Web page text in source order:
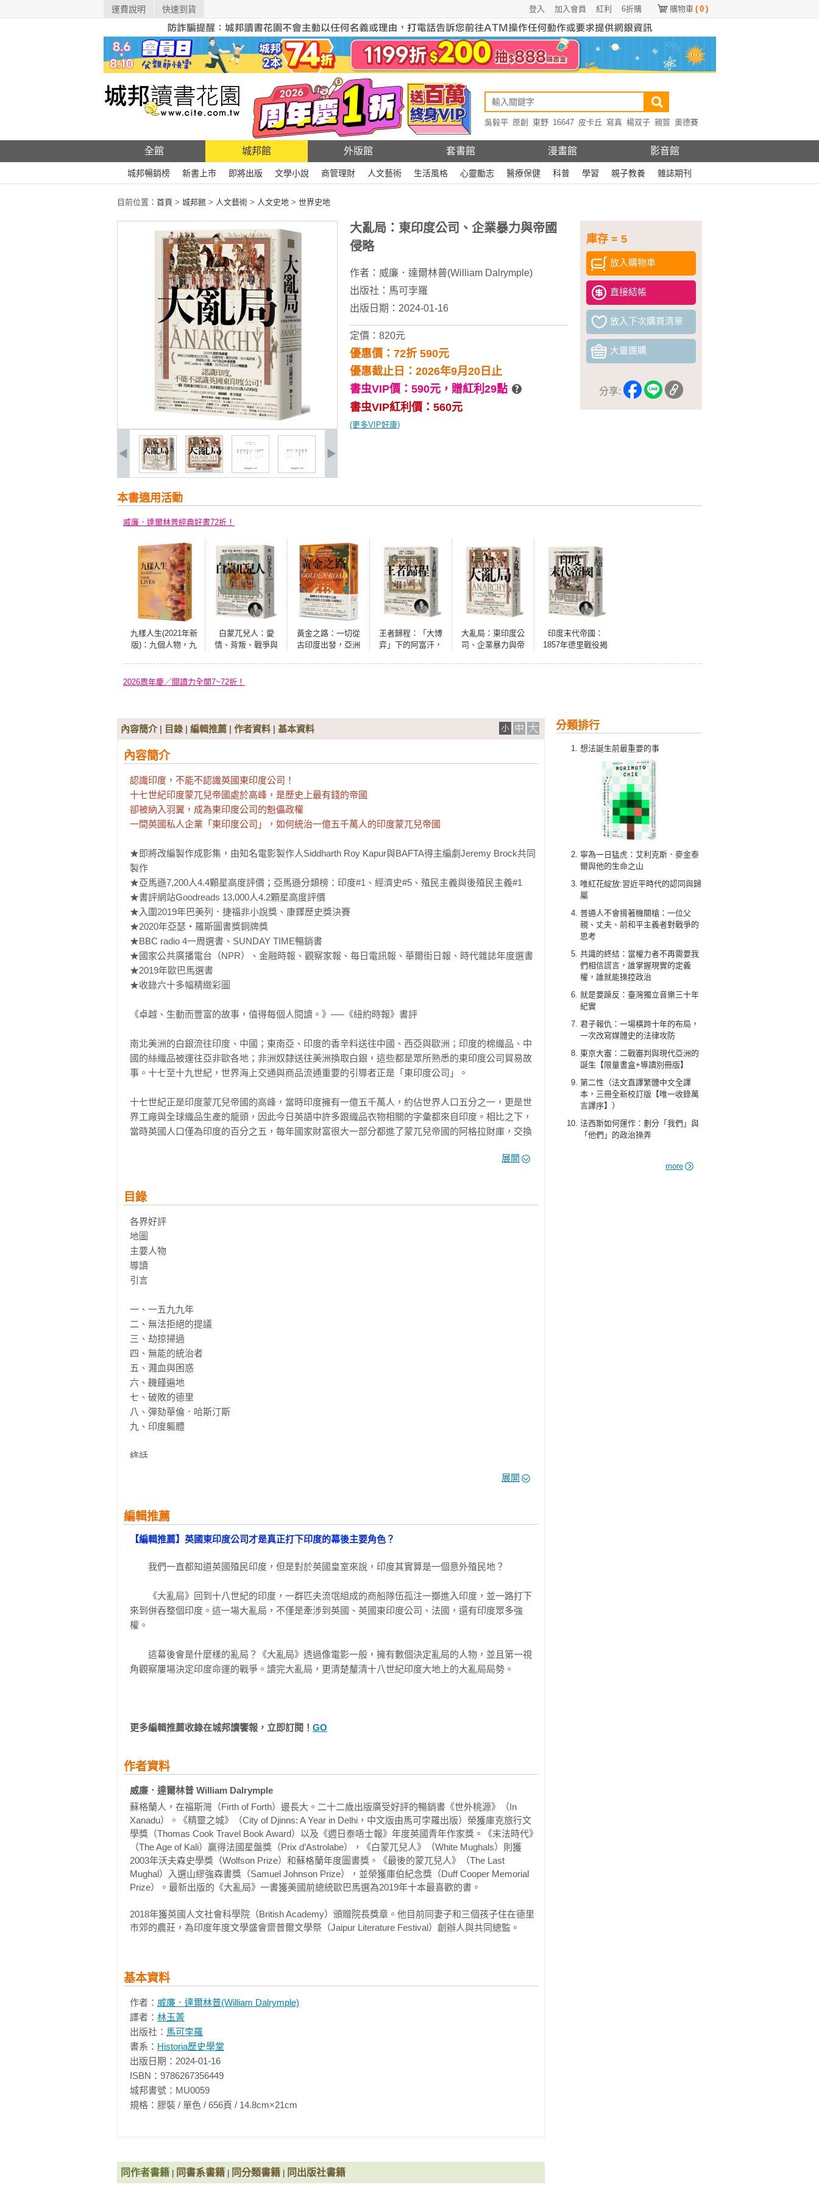
運費說明 快速到貨 購物車 ( 0 )
6折購
紅利
加入會員
登入
吳毅平 原創 東野 16647 皮卡丘 寫真 楊双子 親簽 奧德賽
全館 城邦館 外版館 套書館 漫畫館 影音館
城邦暢銷榜 新書上市 即將出版 文學小說 商管理財 人文藝術 生活風格 心靈勵志 醫療保健 科普 學習 親子教養 雜誌期刊
目前位置： 首頁 > 城邦館 > 人文藝術 > 人文史地 > 世界史地
庫存 = 5
放入購物車
直接結帳
放入下次購買清單
大量團購
分享:
大亂局：東印度公司、企業暴力與帝國
侵略
作者： 威廉．達爾林普(William Dalrymple)
出版社： 馬可孛羅
出版日期：2024-01-16
定價：820元
優惠價：72折 590元
優惠截止日：2026年9月20日止
書虫VIP價：590元， 贈紅利29點
書虫VIP紅利價：560元
(更多VIP好康)
本書適用活動
威廉．達爾林普經典好書72折！
九樣人生(2021年新
版)：九個人物，九
中守護著信仰的尊
白蒙兀兒人：愛
情、背叛、戰爭與
黃金之路：一切從
古印度出發，亞洲
王者歸程：「大博
弈」下的阿富汗，
大亂局：東印度公
司、企業暴力與帝
印度末代帝國：
1857年德里戰役揭
2026周年慶／閱讀力全開7~72折！
分類排行
想法誕生前最重要的事
寧為一日猛虎：艾利克斯．麥金泰
爾與他的生命之山
唯紅花綻放:習近平時代的認同與歸
屬
普通人不會揹著機關槍：一位父
親、丈夫、前和平主義者對戰爭的
思考
共識的終結：當權力者不再需要我
們相信謊言，誰掌握現實的定義
權，誰就能操控政治
就是要躁反：臺灣獨立音樂三十年
紀實
君子報仇：一場橫跨十年的布局，
一次改寫媒體史的法律攻防
東京大審：二戰審判與現代亞洲的
誕生【限量書盒+導讀別冊版】
第二性（法文直譯繁體中文全譯
本，三冊全新校訂版【唯一收錄萬
言譯序】）
法西斯如何運作：劃分「我們」與
「他們」的政治操弄
more
內容簡介| 目錄 | 編輯推薦 | 作者資料 | 基本資料
內容簡介
認識印度，不能不認識英國東印度公司！
十七世紀印度蒙兀兒帝國處於高峰，是歷史上最有錢的帝國
卻被納入羽翼，成為東印度公司的魁儡政權
一間英國私人企業「東印度公司」，如何統治一億五千萬人的印度蒙兀兒帝國
★即將改編製作成影集，由知名電影製作人Siddharth Roy Kapur與BAFTA得主編劇Jeremy Brock共同
製作
★亞馬遜7,200人4.4顆星高度評價；亞馬遜分類榜：印度#1、經濟史#5、殖民主義與後殖民主義#1
★書評網站Goodreads 13,000人4.2顆星高度評價
★入圍2019年巴美列．捷福非小說獎、康鐸歷史獎決賽
★2020年亞瑟‧羅斯圖書獎銅牌獎
★BBC radio 4一周選書、SUNDAY TIME暢銷書
★國家公共廣播電台（NPR）、金融時報、觀察家報、每日電訊報、華爾街日報、時代雜誌年度選書
★2019年歐巴馬選書
★收錄六十多幅精緻彩圖
《卓越、生動而豐富的故事，值得每個人閱讀。》──《紐約時報》書評
南北美洲的白銀流往印度、中國；東南亞、印度的香辛料送往中國、西亞與歐洲；印度的棉織品、中
國的絲織品被運往亞非歐各地；非洲奴隸送往美洲換取白銀，這些都是眾所熟悉的東印度公司貿易故
事。十七至十九世紀，世界海上交通與商品流通重要的引導者正是「東印度公司」。
十七世紀正是印度蒙兀兒帝國的高峰，當時印度擁有一億五千萬人，約佔世界人口五分之一，更是世
界工廠與全球織品生產的龍頭，因此今日英語中許多跟織品衣物相關的字彙都來自印度。相比之下，
當時英國人口僅為印度的百分之五，每年國家財富很大一部分都進了蒙兀兒帝國的阿格拉財庫，交換
巴到沙賈汗三任皇帝經營下，蒙兀兒王室年收入，折合今日幣值達百億英鎊，是歷史上最有錢的帝
然而其中卻有這樣一間公司，在兩個世紀中，從早期的加勒比海海盜私掠船起家，演化成擁有私軍護
衛的賺錢企業，甚至在一七六五年時將光耀偉大的蒙兀兒帝國納入武力羽翼下，最後成為公司的傀儡
政權。倫敦總部只有五面窗戶大小辦公室的東印度公司，十八世紀中奪取大片印度土地。一間私人公
司能變成帝國，仰仗的是無情貪婪暴力，英國國會與東印度公司逐漸共生的關係，以及十八世紀的印
度大亂世機運。 在《大亂局》一書中，暢銷書作者威廉．達爾林普，以生花妙筆，演述一七○九年蒙兀
兒帝國最後一位偉大皇帝奧倫則布去世後至一八○三年英國東印度公司征服蒙兀兒帝國首都德里之間，
說兩個故事：東印度公司的暴力崛起，以及鏡像般的蒙兀兒帝國殞落。這個故事也尚未結束，《大亂
局》為達爾林普的「東印度公司四部曲」的第一部，接著是《白蒙兀兒人》（White Mughals）、《王
者歸程》（the Return of the King）以及《最後的蒙兀爾人》（the Last Mughal）。（此四部曲皆將由
馬可孛羅出版）
歷史學者為英國東印度公司的驚人成就提出許多理由：蒙兀兒時代的印度裂解成許多相互競爭的小
國；腓特烈大帝 的軍事創新給歐洲公司帶來軍事上的優勢；特別是歐洲在行政治理、稅收與金融方面
的創新，讓東印度公司得以在短時間內募集大批可用資金。然而，在鮮紅色制服與帕拉第奧式宮殿建
築，獵虎遊樂與總督府波卡舞會的背後，是公司會計師一本本列出收益損失的報表，以及倫敦證券交
｜中研院史語所研究員　陳國棟　專文導讀｜
國內外專家、媒體一致推薦：
Seayu｜即食歷史網站負責人、《奇怪歷史知識增加了！》作者、大眾歷史作家
江懷哲｜作家
孟買春秋喬伊斯｜作家
柯睿信｜「歷史說書人History Storyteller」主編
黃偉雯｜前馬來西亞華文中學校長、作家
黃哲翰｜轉角國際專欄作家
謝金魚｜歷史作家
◆「正如威廉．達爾林普在他充滿激情的歷史作品《大亂局》一書中展示，東印度公司世界上最先進
的資本主義組織…達爾林普先生為我們呈現了每一個刀劍劃過、每一項詐騙、每一聲呻吟和戰爭吶
喊。作為敘述印度歷史學家，達爾林普無人可比。《大亂局》不僅是一個令人著迷的血腥和欺詐故
事，更洋溢著無法撲滅的道德激情。」──《華爾街日報》
◆「出色…生動而豐富的故事…這本引人入勝的書最大的優勢或許在於它所引發的新問題，關於東印
度公司在當時和現在的世界中扮演什麼角色…達爾林普的書對每個人來說都值得一讀。」──《紐約時
報書評》
◆「精彩…以精彩的細節講述的故事…這本令人不安但極具吸引力的書籍最大的價值也許不在於它回
來說都值得一讀。」──國家公共廣播（NPR）
之間的決鬥，以及沙．阿蘭（Shah Alam）被描繪為『一個對虛幻帝國幾乎一無所知的盲目統治者』，
評》
◆「一本充滿活力、引人入勝的書，從會計師事務所一直到戰場，途中揭示了愛國神話的虛假。達爾
林普充滿活力且詳細的敘述將足以讓許多讀者熱情拜讀《大亂局》。但他更具新意且可說是更偉大的
成就在於他將這家公司的崛起置於後期蒙兀兒印度政治動盪的脈絡中。」──《衛報》
◆「《大亂局》感覺多麼及時，令人驚訝地與當下情境契合…它提醒我們，早期的資本主義在謀利方
面同樣卑鄙、掠奪和執著，就像備受嘲笑的後期模式一樣。」──《每日野獸》（The Daily Beast）
◆「威廉．達爾林普，印度過去和現在最多才多藝的編年史家之一，將另一個複雜但極具時效性的歷
行為有深刻啟發。」──哈佛大學歷史學系教授瑪雅．賈桑諾夫
展開
目錄
各界好評
地圖
主要人物
導讀
引言
一、一五九九年
二、無法拒絕的提議
三、劫掠掃過
四、無能的統治者
五、濺血與困惑
六、饑饉遍地
七、破敗的德里
八、彈劾華倫．哈斯汀斯
九、印度軀體
終話
展開
編輯推薦
【編輯推薦】英國東印度公司才是真正打下印度的幕後主要角色？
我們一直都知道英國殖民印度，但是對於英國皇室來說，印度其實算是一個意外殖民地？
《大亂局》回到十八世紀的印度，一群匹夫流氓組成的商船隊伍孤注一擲進入印度，並一路打下
來到併吞整個印度。這一場大亂局，不僅是牽涉到英國、英國東印度公司、法國，還有印度眾多強
權。
這幕後會是什麼樣的亂局？《大亂局》透過像電影一般，擁有數個決定亂局的人物，並且第一視
角觀察屢場決定印度命運的戰爭。讀完大亂局，更清楚釐清十八世紀印度大地上的大亂局局勢。
更多編輯推薦收錄在城邦讀饗報，立即訂閱！ GO
作者資料
威廉．達爾林普 William Dalrymple
蘇格蘭人，在福斯灣（Firth of Forth）邊長大。二十二歲出版廣受好評的暢銷書《世外桃源》（In
Xanadu）。《精靈之城》（City of Djinns: A Year in Delhi，中文版由馬可孛羅出版）榮獲庫克旅行文
學獎（Thomas Cook Travel Book Award）以及《週日泰唔士報》年度英國青年作家獎。《末法時代》
（The Age of Kali）贏得法國星盤獎（Prix d’Astrolabe），《白蒙兀兒人》（White Mughals）則獲
2003年沃夫森史學獎（Wolfson Prize）和蘇格蘭年度圖書獎。《最後的蒙兀兒人》（The Last
Mughal）入選山繆強森書獎（Samuel Johnson Prize），並榮獲庫伯紀念獎（Duff Cooper Memorial
Prize）。最新出版的《大亂局》一書獲美國前總統歐巴馬選為2019年十本最喜歡的書。
2018年獲英國人文社會科學院（British Academy）頒贈院長獎章。他目前同妻子和三個孩子住在德里
市郊的農莊，為印度年度文學盛會齋普爾文學祭（Jaipur Literature Festival）創辦人與共同總監。
基本資料
作者： 威廉．達爾林普(William Dalrymple)
譯者： 林玉菁
出版社： 馬可孛羅
書系： Historia歷史學堂
出版日期：2024-01-16
ISBN：9786267356449
城邦書號：MU0059
規格：膠裝 / 單色 / 656頁 / 14.8cm×21cm
同作者書籍 同書系書籍 同分類書籍 同出版社書籍